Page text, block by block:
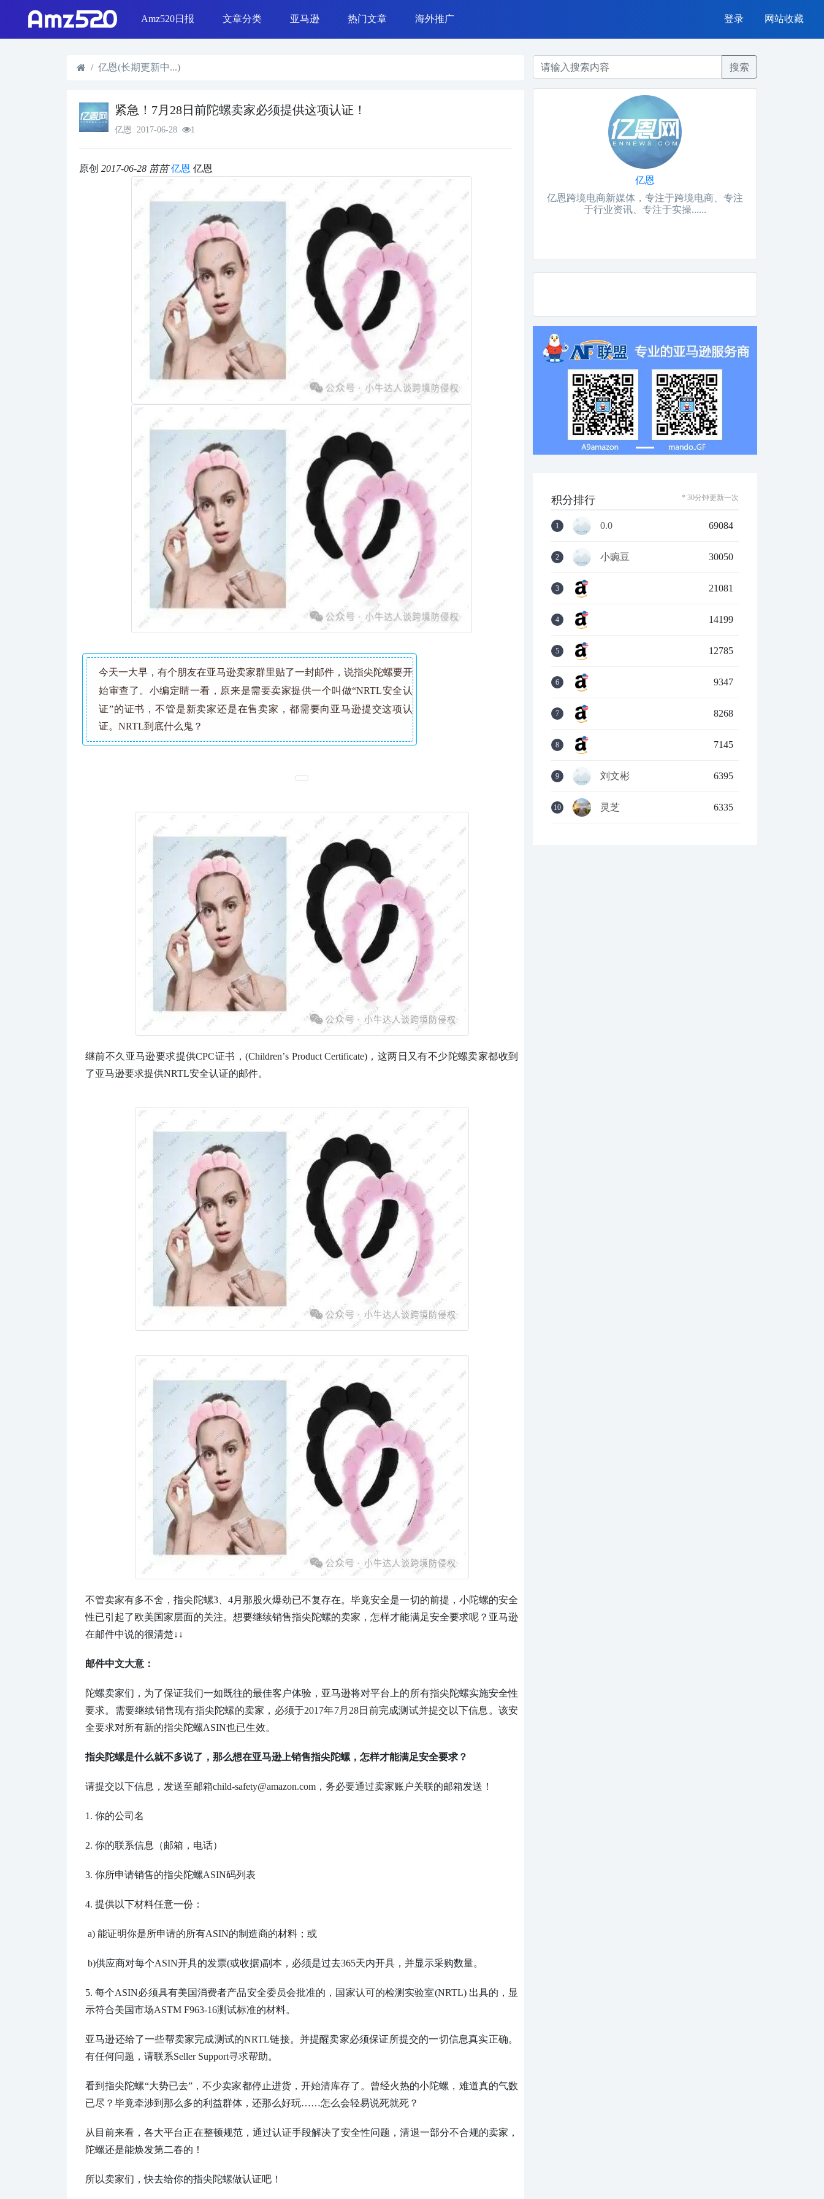
Amz520日报 文章分类 亚马逊 热门文章 海外推广 登录 网站收藏
亿恩(长期更新中...)
紧急！7月28日前陀螺卖家必须提供这项认证！
亿恩 2017-06-28 1
原创 2017-06-28 苗苗 亿恩 亿恩
今天一大早，有个朋友在亚马逊卖家群里贴了一封邮件，说指尖陀螺要开
始审查了。小编定睛一看，原来是需要卖家提供一个叫做“NRTL安全认
证”的证书，不管是新卖家还是在售卖家，都需要向亚马逊提交这项认
证。NRTL到底什么鬼？
继前不久亚马逊要求提供CPC证书，(Children’s Product Certificate)，这两日又有不少陀螺卖家都收到
了亚马逊要求提供NRTL安全认证的邮件。
不管卖家有多不舍，指尖陀螺3、4月那股火爆劲已不复存在。毕竟安全是一切的前提，小陀螺的安全
性已引起了欧美国家层面的关注。想要继续销售指尖陀螺的卖家，怎样才能满足安全要求呢？亚马逊
在邮件中说的很清楚↓↓
邮件中文大意：
陀螺卖家们，为了保证我们一如既往的最佳客户体验，亚马逊将对平台上的所有指尖陀螺实施安全性
要求。需要继续销售现有指尖陀螺的卖家，必须于2017年7月28日前完成测试并提交以下信息。该安
全要求对所有新的指尖陀螺ASIN也已生效。
指尖陀螺是什么就不多说了，那么想在亚马逊上销售指尖陀螺，怎样才能满足安全要求？
请提交以下信息，发送至邮箱child-safety@amazon.com，务必要通过卖家账户关联的邮箱发送！
1. 你的公司名
2. 你的联系信息（邮箱，电话）
3. 你所申请销售的指尖陀螺ASIN码列表
4. 提供以下材料任意一份：
a) 能证明你是所申请的所有ASIN的制造商的材料；或
b)供应商对每个ASIN开具的发票(或收据)副本，必须是过去365天内开具，并显示采购数量。
5.每个ASIN必须具有美国消费者产品安全委员会批准的，国家认可的检测实验室(NRTL) 出具的，显
示符合美国市场ASTM F963-16测试标准的材料。
亚马逊还给了一些帮卖家完成测试的NRTL链接。并提醒卖家必须保证所提交的一切信息真实正确。
有任何问题，请联系Seller Support寻求帮助。
看到指尖陀螺“大势已去”，不少卖家都停止进货，开始清库存了。曾经火热的小陀螺，难道真的气数
已尽？毕竟牵涉到那么多的利益群体，还那么好玩……怎么会轻易说死就死？
从目前来看，各大平台正在整顿规范，通过认证手段解决了安全性问题，清退一部分不合规的卖家，
陀螺还是能焕发第二春的！
所以卖家们，快去给你的指尖陀螺做认证吧！
搜索
亿恩
亿恩跨境电商新媒体，专注于跨境电商、专注
于行业资讯、专注于实操......
积分排行 * 30分钟更新一次
1 0.0 69084
2 小豌豆 30050
3 21081
4 14199
5 12785
6 9347
7 8268
8 7145
9 刘文彬 6395
10 灵芝 6335